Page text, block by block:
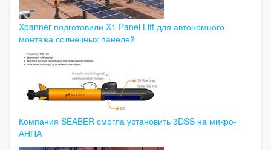
Xpanner подготовили X1 Panel Lift для автономного
монтажа солнечных панелей
Компания SEABER смогла установить 3DSS на микро-
АНПА